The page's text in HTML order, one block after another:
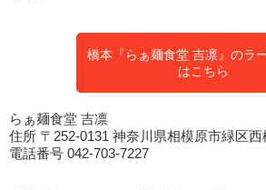
橋本『らぁ麺食堂 吉凛』のラ
はこちら
らぁ麺食堂 吉凛
住所 〒252-0131 神奈川県相模原市緑区西
電話番号 042-703-7227